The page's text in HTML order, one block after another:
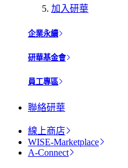
加入研華
企業永續
研華基金會
員工專區
聯絡研華
線上商店
WISE-Marketplace
A-Connect